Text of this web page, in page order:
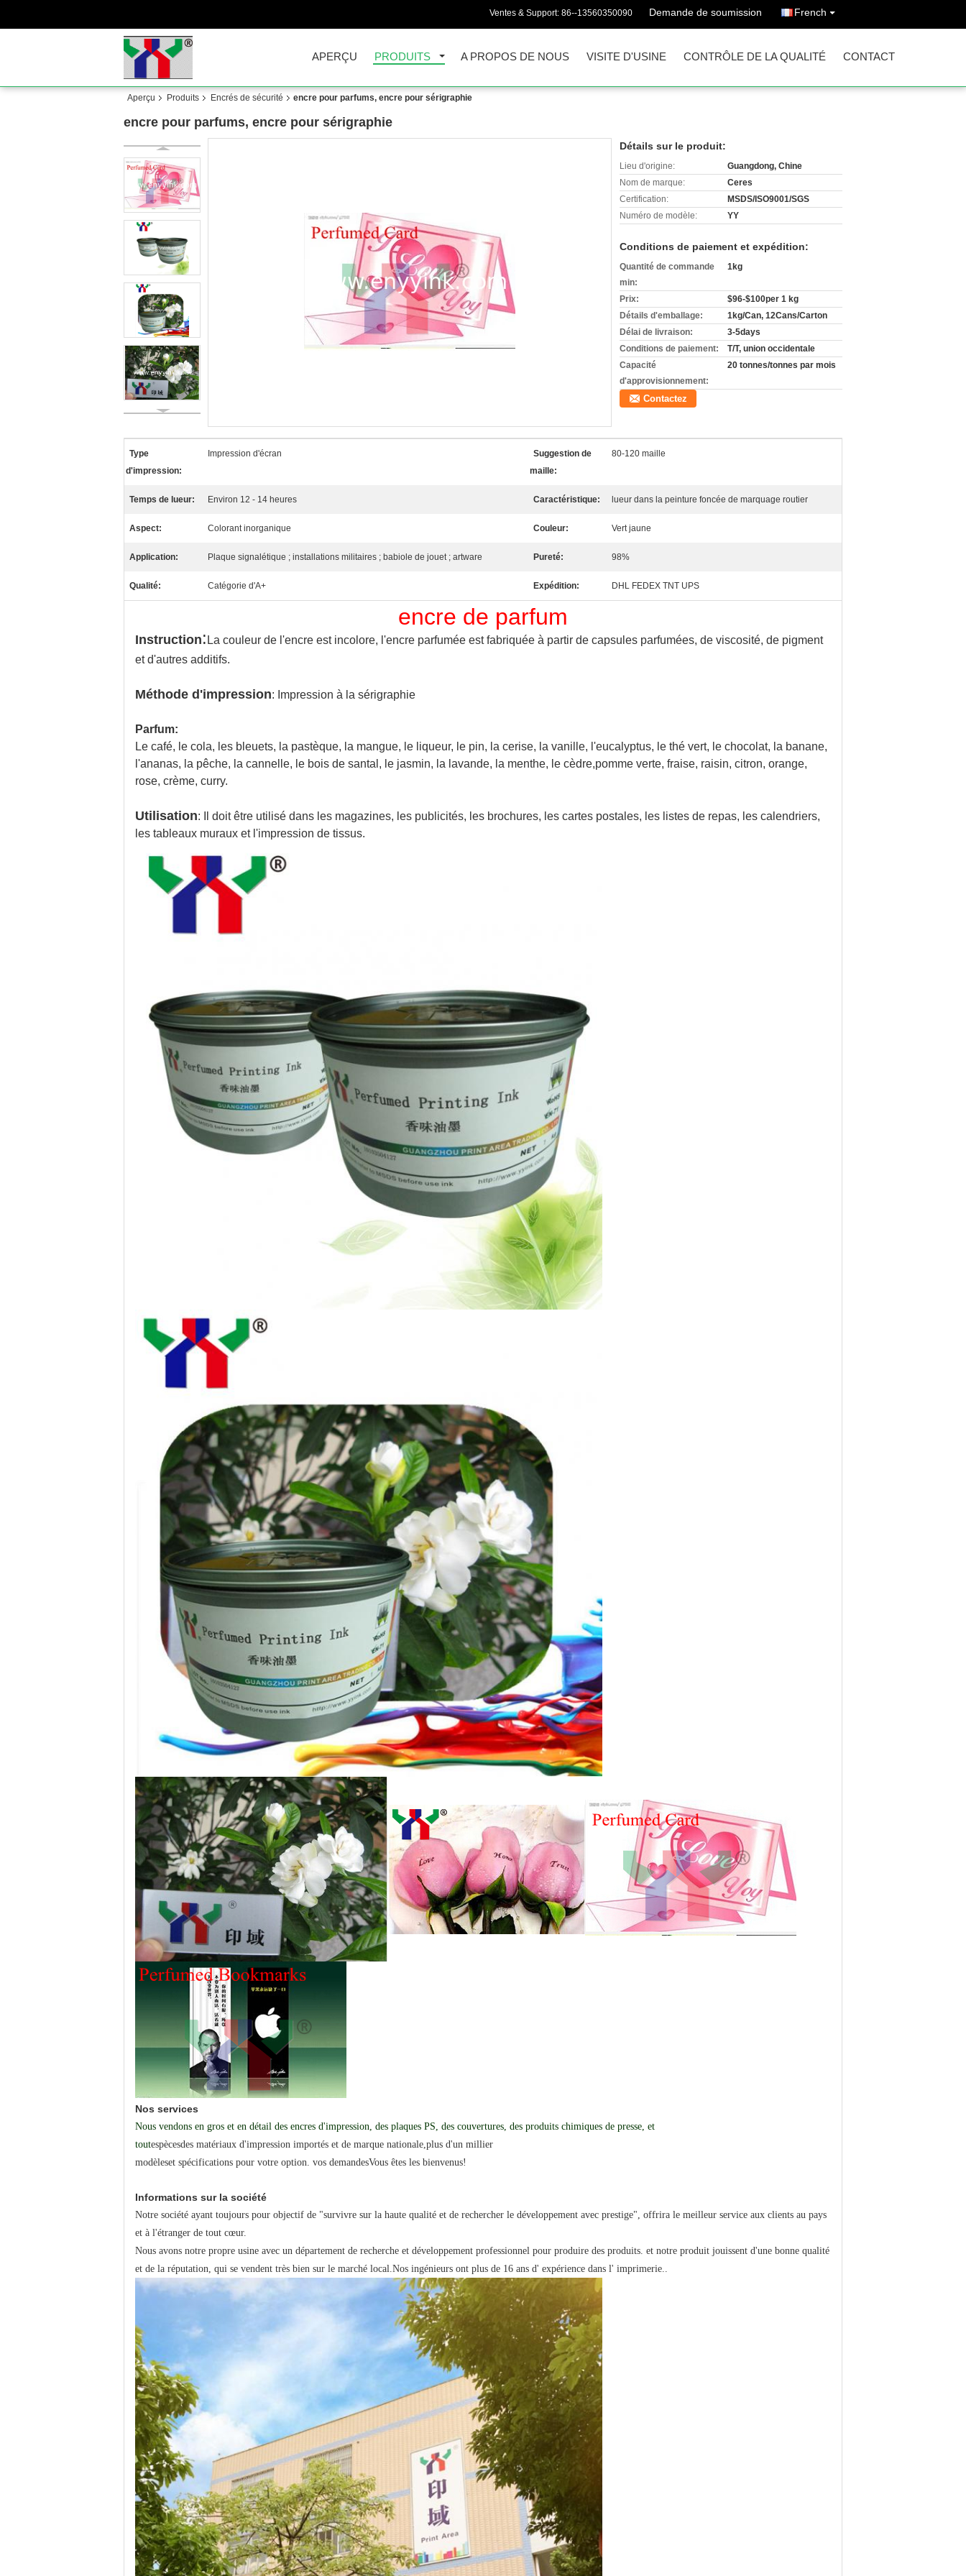
Ventes & Support: 86--13560350090 Demande de soumission French
APERÇU PRODUITS A PROPOS DE NOUS VISITE D'USINE CONTRÔLE DE LA QUALITÉ CONTACT
Aperçu Produits Encrés de sécurité encre pour parfums, encre pour sérigraphie
encre pour parfums, encre pour sérigraphie
Détails sur le produit:
Lieu d'origine:
Guangdong, Chine
Nom de marque:
Ceres
Certification:
MSDS/ISO9001/SGS
Numéro de modèle:
YY
Conditions de paiement et expédition:
Quantité de commande
min:
1kg
Prix:
$96-$100per 1 kg
Détails d'emballage:
1kg/Can, 12Cans/Carton
Délai de livraison:
3-5days
Conditions de paiement:
T/T, union occidentale
Capacité
d'approvisionnement:
20 tonnes/tonnes par mois
Contactez
Type
d'impression:
Impression d'écran
Suggestion de
maille:
80-120 maille
Temps de lueur: Environ 12 - 14 heures Caractéristique: lueur dans la peinture foncée de marquage routier
Aspect: Colorant inorganique Couleur: Vert jaune
Application: Plaque signalétique ; installations militaires ; babiole de jouet ; artware Pureté: 98%
Qualité: Catégorie d'A+ Expédition: DHL FEDEX TNT UPS
encre de parfum
Instruction: La couleur de l'encre est incolore, l'encre parfumée est fabriquée à partir de capsules parfumées, de viscosité, de pigment
et d'autres additifs.
Méthode d'impression: Impression à la sérigraphie
Parfum:
Le café, le cola, les bleuets, la pastèque, la mangue, le liqueur, le pin, la cerise, la vanille, l'eucalyptus, le thé vert, le chocolat, la banane,
l'ananas, la pêche, la cannelle, le bois de santal, le jasmin, la lavande, la menthe, le cèdre,pomme verte, fraise, raisin, citron, orange,
rose, crème, curry.
Utilisation: Il doit être utilisé dans les magazines, les publicités, les brochures, les cartes postales, les listes de repas, les calendriers,
les tableaux muraux et l'impression de tissus.
Nos services
Nous vendons en gros et en détail des encres d'impression, des plaques PS, des couvertures, des produits chimiques de presse, et
toutespècesdes matériaux d'impression importés et de marque nationale,plus d'un millier
modèleset spécifications pour votre option. vos demandesVous êtes les bienvenus!
Informations sur la société
Notre société ayant toujours pour objectif de "survivre sur la haute qualité et de rechercher le développement avec prestige", offrira le meilleur service aux clients au pays
et à l'étranger de tout cœur.
Nous avons notre propre usine avec un département de recherche et développement professionnel pour produire des produits. et notre produit jouissent d'une bonne qualité
et de la réputation, qui se vendent très bien sur le marché local.Nos ingénieurs ont plus de 16 ans d' expérience dans l' imprimerie..